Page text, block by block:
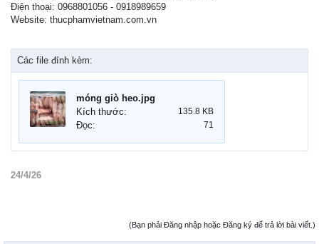
Điện thoại: 0968801056 - 0918989659
Website: thucphamvietnam.com.vn
Các file đính kèm:
móng giò heo.jpg
Kích thước:
135.8 KB
Đọc: 71
24/4/26
(Bạn phải Đăng nhập hoặc Đăng ký để trả lời bài viết.)